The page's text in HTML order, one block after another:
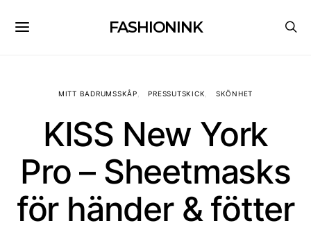
FASHIONINK
MITT BADRUMSSKÅP PRESSUTSKICK SKÖNHET
KISS New York
Pro – Sheetmasks
för händer & fötter